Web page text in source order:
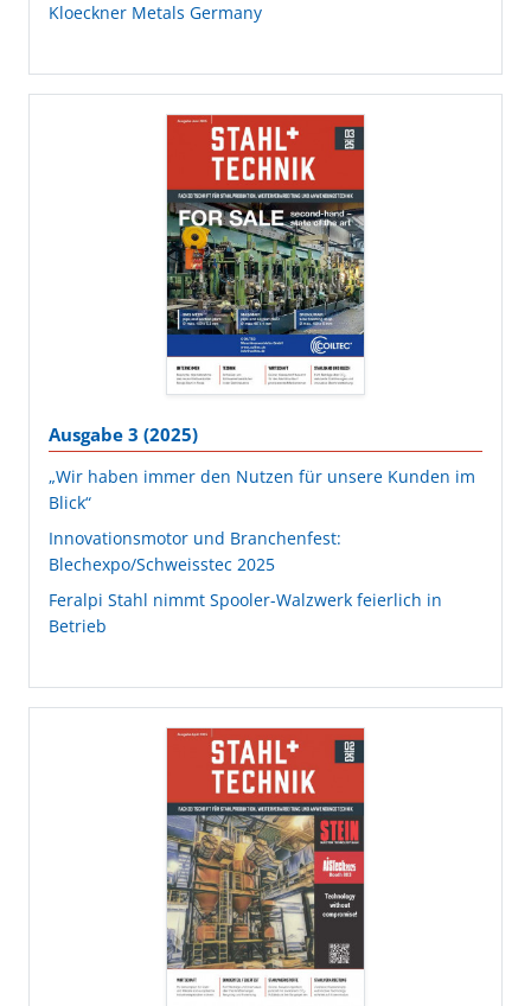
Kloeckner Metals Germany
Ausgabe 3 (2025)
„Wir haben immer den Nutzen für unsere Kunden im
Blick“
Innovationsmotor und Branchenfest:
Blechexpo/Schweisstec 2025
Feralpi Stahl nimmt Spooler-Walzwerk feierlich in
Betrieb